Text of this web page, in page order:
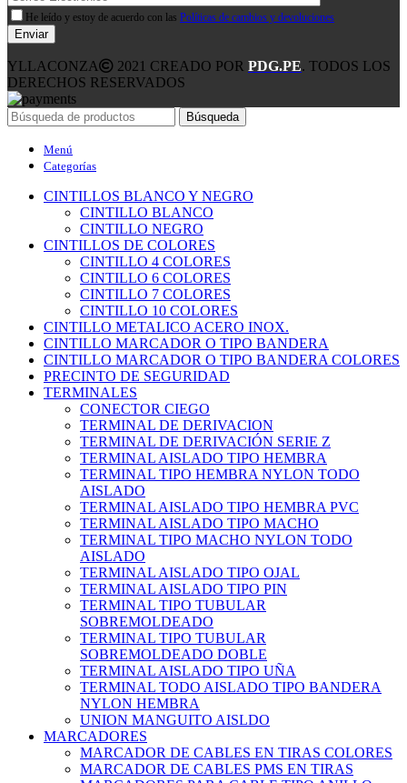
He leído y estoy de acuerdo con las Políticas de cambios y devoluciones
YLLACONZA 2021 CREADO POR PDG.PE. TODOS LOS
DERECHOS RESERVADOS
Búsqueda
Menú
Categorías
CINTILLOS BLANCO Y NEGRO
CINTILLO BLANCO
CINTILLO NEGRO
CINTILLOS DE COLORES
CINTILLO 4 COLORES
CINTILLO 6 COLORES
CINTILLO 7 COLORES
CINTILLO 10 COLORES
CINTILLO METALICO ACERO INOX.
CINTILLO MARCADOR O TIPO BANDERA
CINTILLO MARCADOR O TIPO BANDERA COLORES
PRECINTO DE SEGURIDAD
TERMINALES
CONECTOR CIEGO
TERMINAL DE DERIVACION
TERMINAL DE DERIVACIÓN SERIE Z
TERMINAL AISLADO TIPO HEMBRA
TERMINAL TIPO HEMBRA NYLON TODO
AISLADO
TERMINAL AISLADO TIPO HEMBRA PVC
TERMINAL AISLADO TIPO MACHO
TERMINAL TIPO MACHO NYLON TODO
AISLADO
TERMINAL AISLADO TIPO OJAL
TERMINAL AISLADO TIPO PIN
TERMINAL TIPO TUBULAR
SOBREMOLDEADO
TERMINAL TIPO TUBULAR
SOBREMOLDEADO DOBLE
TERMINAL AISLADO TIPO UÑA
TERMINAL TODO AISLADO TIPO BANDERA
NYLON HEMBRA
UNION MANGUITO AISLDO
MARCADORES
MARCADOR DE CABLES EN TIRAS COLORES
MARCADOR DE CABLES PMS EN TIRAS